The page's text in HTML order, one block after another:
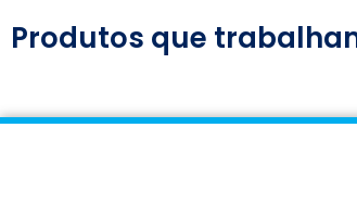
Produtos que